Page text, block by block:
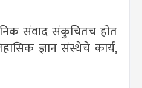
संवाद संकुचितच होत
ज्ञान संस्थेचे कार्य,